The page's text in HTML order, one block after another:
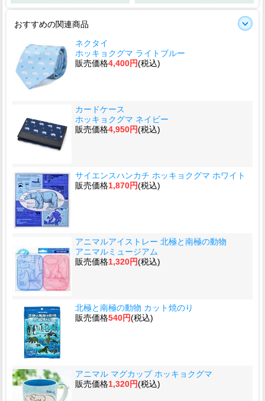
おすすめの関連商品
ネクタイ
ホッキョクグマ ライトブルー
販売価格4,400円(税込)
カードケース
ホッキョクグマ ネイビー
販売価格4,950円(税込)
サイエンスハンカチ ホッキョクグマ ホワイト
販売価格1,870円(税込)
アニマルアイストレー 北極と南極の動物
アニマルミュージアム
販売価格1,320円(税込)
北極と南極の動物 カット焼のり
販売価格540円(税込)
アニマル マグカップ ホッキョクグマ
販売価格1,320円(税込)